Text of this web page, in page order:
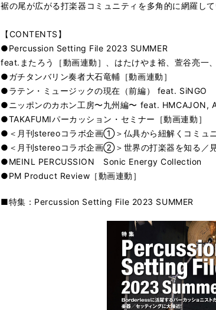
裾の尾が広がる打楽器コミュニティを多⾓的に網羅して
【CONTENTS】
●Percussion Setting File 2023 SUMMER
feat.またろう［動画連動］、はたけやま裕、萱⾕亮⼀
●ガチタンバリン奏者⼤⽯⻯輔［動画連動］
●ラテン・ミュージックの現在（前編） feat. SiNGO
●ニッポンのカホン⼯房〜九州編〜 feat. HMCAJON,
●TAKAFUMIパーカッション・セミナー［動画連動］
●＜月刊stereoコラボ企画①＞仏具から紐解くコミュ
●＜月刊stereoコラボ企画②＞世界の打楽器を知る／
●MEINL PERCUSSION Sonic Energy Collection
●PM Product Review［動画連動］
■特集：Percussion Setting File 2023 SUMMER